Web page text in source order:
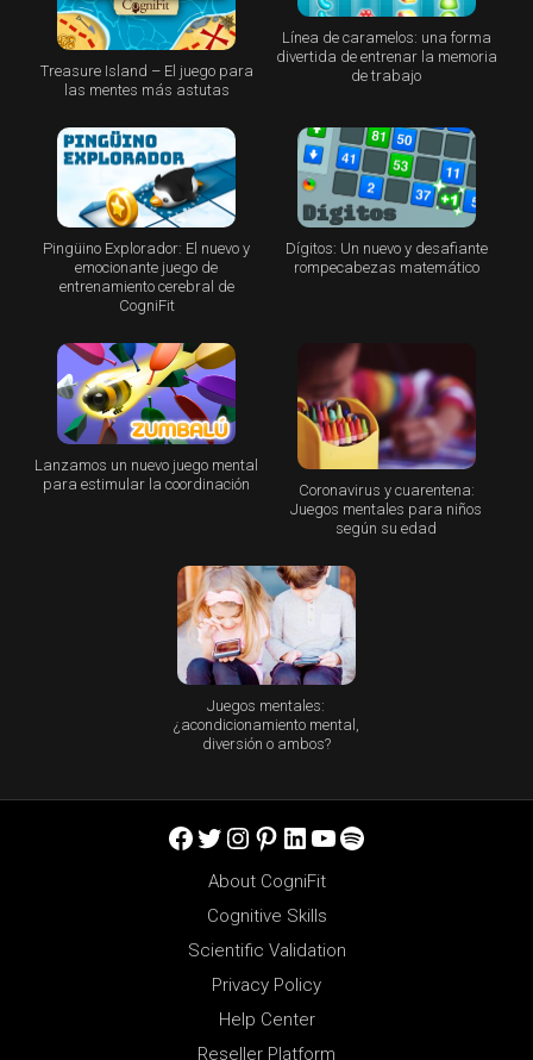
Treasure Island – El juego para
las mentes más astutas
Línea de caramelos: una forma
divertida de entrenar la memoria
de trabajo
Pingüino Explorador: El nuevo y
emocionante juego de
entrenamiento cerebral de
CogniFit
Dígitos: Un nuevo y desafiante
rompecabezas matemático
Lanzamos un nuevo juego mental
para estimular la coordinación
Coronavirus y cuarentena:
Juegos mentales para niños
según su edad
Juegos mentales:
¿acondicionamiento mental,
diversión o ambos?
Facebook
Twitter
Instagram
Pinterest
LinkedIn
YouTube
Spotify
About CogniFit
Cognitive Skills
Scientific Validation
Privacy Policy
Help Center
Reseller Platform